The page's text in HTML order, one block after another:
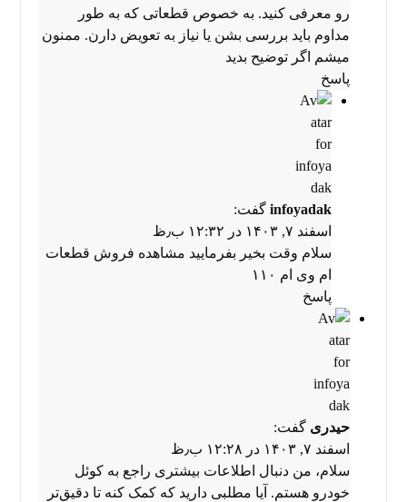
رو معرفی کنید. به خصوص قطعاتی که به طور
مداوم باید بررسی بشن یا نیاز به تعویض دارن. ممنون
میشم اگر توضیح بدید
پاسخ
infoyadak گفت:
اسفند ۷, ۱۴۰۳ در ۱۲:۳۲ ب٫ظ
سلام وقت بخیر بفرمایید مشاهده فروش قطعات
ام وی ام ۱۱۰
پاسخ
حیدری گفت:
اسفند ۷, ۱۴۰۳ در ۱۲:۲۸ ب٫ظ
سلام، من دنبال اطلاعات بیشتری راجع به کوئل
خودرو هستم. آیا مطلبی دارید که کمک کنه تا دقیق‌تر